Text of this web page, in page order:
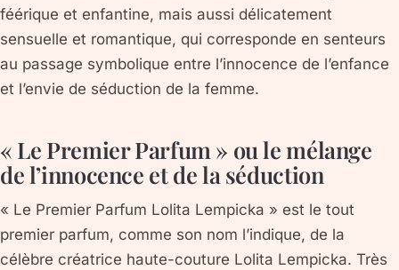
féérique et enfantine, mais aussi délicatement
sensuelle et romantique, qui corresponde en senteurs
au passage symbolique entre l’innocence de l’enfance
et l’envie de séduction de la femme.
« Le Premier Parfum » ou le mélange
de l’innocence et de la séduction
« Le Premier Parfum Lolita Lempicka » est le tout
premier parfum, comme son nom l’indique, de la
célèbre créatrice haute-couture Lolita Lempicka. Très